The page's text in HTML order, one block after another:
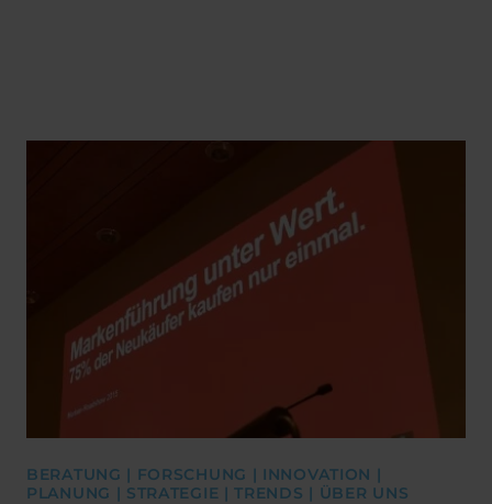
BERATUNG | FORSCHUNG | INNOVATION |
PLANUNG | STRATEGIE | TRENDS | ÜBER UNS